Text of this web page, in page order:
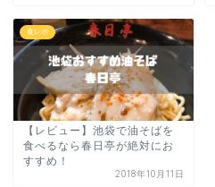
食レポ
【レビュー】池袋で油そばを
食べるなら春日亭が絶対にお
すすめ！
2018年10月11日